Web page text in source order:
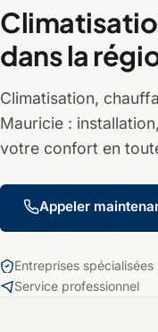
dans la
Climatisation,
Mauricie :
votre confort en
Appeler
Entreprises
Service professionnel